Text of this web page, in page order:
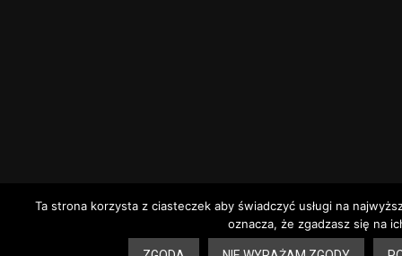
Ta strona korzysta z ciasteczek aby świadczyć usługi na
oznacza, że zgadzasz się na